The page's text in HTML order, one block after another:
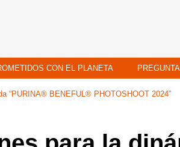
CON EL PLANETA
“PURINA® BENEFUL® PHOTOSHOOT 2024”